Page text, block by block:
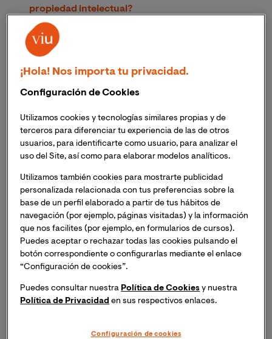
propiedad intelectual?
Tipos de propiedad intelectual que protege un
abogado
El delito de propiedad intelectual
¿Qué tipo de clientes atiende un abogado en
¿Cuál es la función de la
La propiedad intelectual
es un conjunto de derechos
exclusivos que se les otorgan a los creadores sobre sus
invenciones y obras. Su principal finalidad es proteger y
explotar comercialmente sus creaciones. Entre las
principales funciones de la propiedad intelectual están:
Incentivar la innovación y la creatividad. Al
otorgar a las personas creadoras un monopolio
desarrollo de nuevas ideas y productos.
¡Hola! Nos importa tu privacidad.
Configuración de Cookies
Utilizamos cookies y tecnologías similares propias y de
terceros para diferenciar tu experiencia de las de otros
usuarios, para identificarte como usuario, para analizar el
uso del Site, así como para elaborar modelos analíticos.
Utilizamos también cookies para mostrarte publicidad
personalizada relacionada con tus preferencias sobre la
base de un perfil elaborado a partir de tus hábitos de
navegación (por ejemplo, páginas visitadas) y la información
que nos facilites (por ejemplo, en formularios de cursos).
Puedes aceptar o rechazar todas las cookies pulsando el
botón correspondiente o configurarlas mediante el enlace
“Configuración de cookies”.
Puedes consultar nuestra Política de Cookies y nuestra
Política de Privacidad en sus respectivos enlaces.
Configuración de cookies